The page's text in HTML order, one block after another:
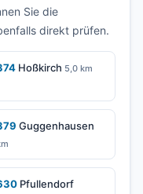
Sie die
direkt prüfen.
Hoßkirch 5,0 km
Guggenhausen
Pfullendorf